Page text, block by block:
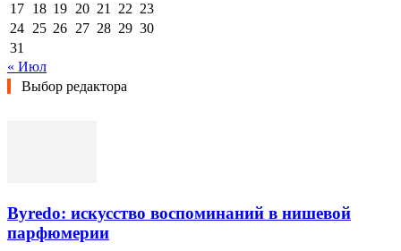
17 18 19 20 21 22 23
24 25 26 27 28 29 30
31
« Июл
Выбор редактора
Byredo: искусство воспоминаний в нишевой
парфюмерии